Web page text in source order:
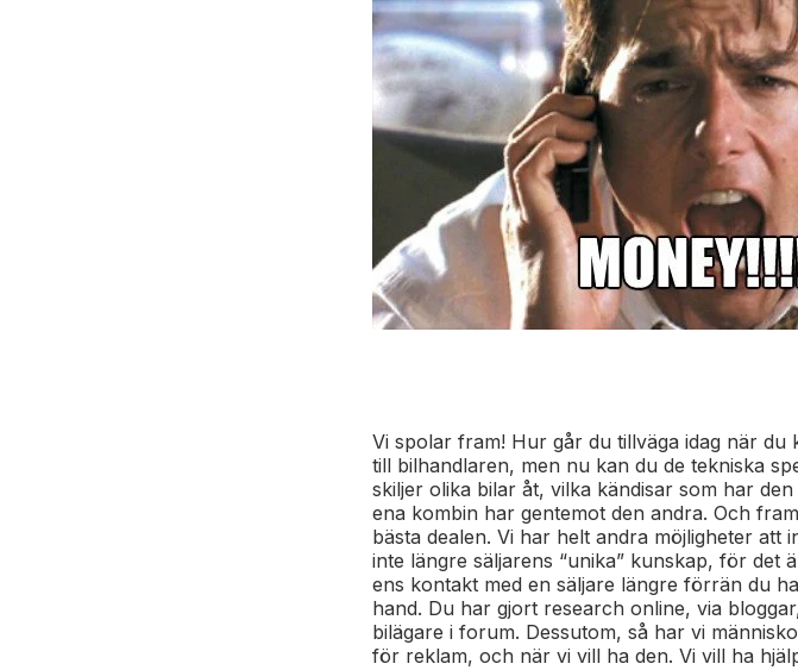
Vi spolar fram! Hur går du tillväga idag när
till bilhandlaren, men nu kan du de tekniska
skiljer olika bilar åt, vilka kändisar som har
ena kombin har gentemot den andra. Och
bästa dealen. Vi har helt andra möjligheter att
inte längre säljarens “unika” kunskap, för det
ens kontakt med en säljare längre förrän du
hand. Du har gjort research online, via
bilägare i forum. Dessutom, så har vi
för reklam, och när vi vill ha den. Vi vill ha